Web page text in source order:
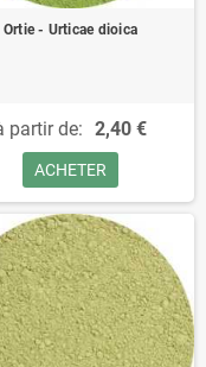
Ortie - Urticae dioica
partir de: 2,40 €
ACHETER